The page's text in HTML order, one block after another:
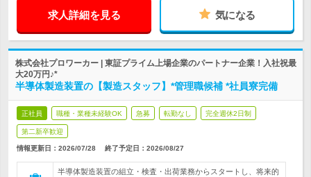
求人詳細を見る 気になる
株式会社プロワーカー | 東証プライム上場企業のパートナー企業！入社祝最
大20万円♪*
半導体製造装置の【製造スタッフ】*管理職候補 *社員寮完備
正社員 職種・業種未経験OK 急募 転勤なし 完全週休2日制
第二新卒歓迎
情報更新日：2026/07/28 終了予定日： 2026/08/27
半導体製造装置の組立・検査・出荷業務からスタートし、将来的